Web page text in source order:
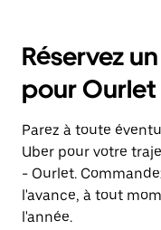
ouvrir
calendrier
et
sélectionner
une
date.
Appuyez
sur
la
touche
Réservez
pour Ourlet
Parez à toute
Uber pour votre
- Ourlet.
l'avance, à tout
l'année.